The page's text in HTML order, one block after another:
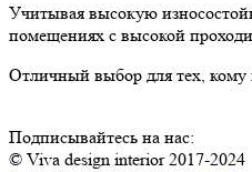
Учитывая высокую
помещениях с высокой
Отличный выбор для тех, кому
Подписывайтесь на нас:
© Viva design interior 2017-2024